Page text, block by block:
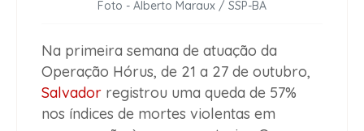
Foto - Alberto Maraux / SSP-BA
Na primeira semana de atuação da
Operação Hórus, de 21 a 27 de outubro,
Salvador registrou uma queda de 57%
nos índices de mortes violentas em